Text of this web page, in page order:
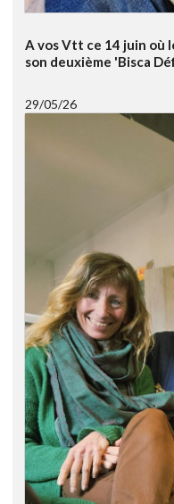
A vos Vtt ce 14 juin où
son deuxième 'Bisca
29/05/26